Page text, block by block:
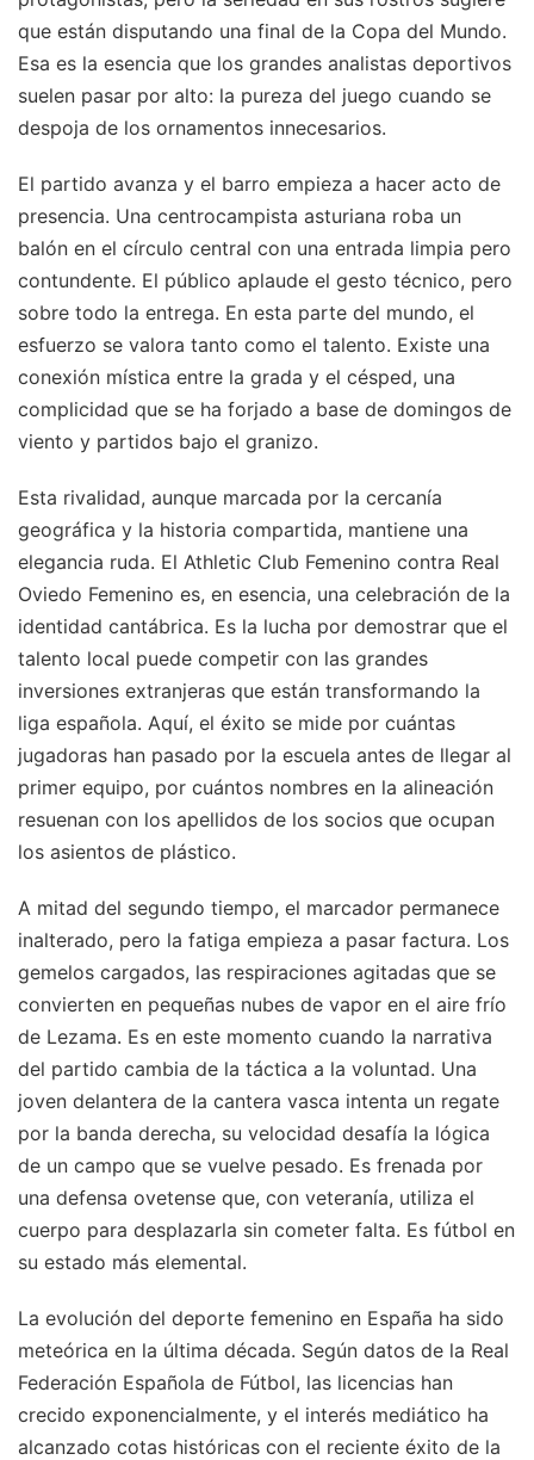
que están disputando una final de la Copa del Mundo.
Esa es la esencia que los grandes analistas deportivos
suelen pasar por alto: la pureza del juego cuando se
despoja de los ornamentos innecesarios.
El partido avanza y el barro empieza a hacer acto de
presencia. Una centrocampista asturiana roba un
balón en el círculo central con una entrada limpia pero
contundente. El público aplaude el gesto técnico, pero
sobre todo la entrega. En esta parte del mundo, el
esfuerzo se valora tanto como el talento. Existe una
conexión mística entre la grada y el césped, una
complicidad que se ha forjado a base de domingos de
viento y partidos bajo el granizo.
Esta rivalidad, aunque marcada por la cercanía
geográfica y la historia compartida, mantiene una
elegancia ruda. El Athletic Club Femenino contra Real
Oviedo Femenino es, en esencia, una celebración de la
identidad cantábrica. Es la lucha por demostrar que el
talento local puede competir con las grandes
inversiones extranjeras que están transformando la
liga española. Aquí, el éxito se mide por cuántas
jugadoras han pasado por la escuela antes de llegar al
primer equipo, por cuántos nombres en la alineación
resuenan con los apellidos de los socios que ocupan
los asientos de plástico.
A mitad del segundo tiempo, el marcador permanece
inalterado, pero la fatiga empieza a pasar factura. Los
gemelos cargados, las respiraciones agitadas que se
convierten en pequeñas nubes de vapor en el aire frío
de Lezama. Es en este momento cuando la narrativa
del partido cambia de la táctica a la voluntad. Una
joven delantera de la cantera vasca intenta un regate
por la banda derecha, su velocidad desafía la lógica
de un campo que se vuelve pesado. Es frenada por
una defensa ovetense que, con veteranía, utiliza el
cuerpo para desplazarla sin cometer falta. Es fútbol en
su estado más elemental.
La evolución del deporte femenino en España ha sido
meteórica en la última década. Según datos de la Real
Federación Española de Fútbol, las licencias han
crecido exponencialmente, y el interés mediático ha
alcanzado cotas históricas con el reciente éxito de la